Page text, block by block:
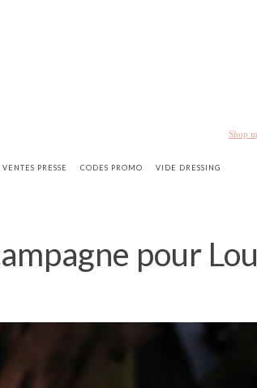
Shop
VENTES PRESSE CODES PROMO VIDE DRESSING
pour